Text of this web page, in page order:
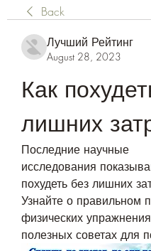
Back
Лучший Рейтинг
August 28, 2023
Как
лишних
Последние научные
исследования
похудеть без лишних
Узнайте о правильном
физических
полезных советах для